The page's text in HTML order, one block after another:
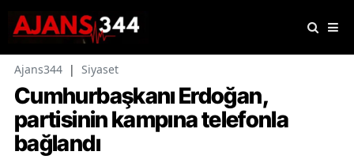
Ajans344 | Siyaset
Cumhurbaşkanı Erdoğan,
partisinin kampına telefonla
bağlandı